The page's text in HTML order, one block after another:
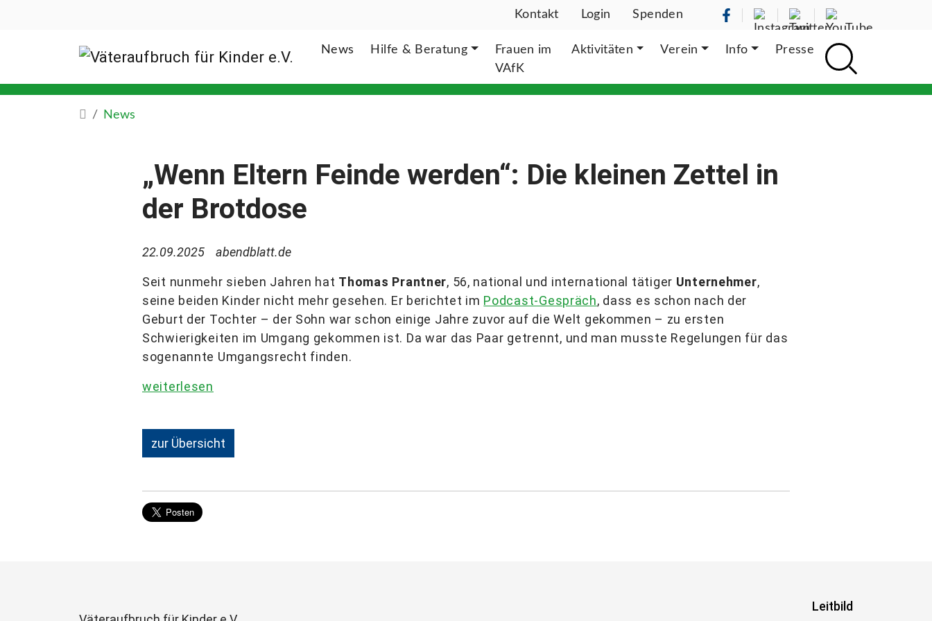
Kontakt Login Spenden
News Hilfe & Beratung
Frauen im
VAfK
Aktivitäten Verein Info Presse
News
„Wenn Eltern Feinde werden“: Die kleinen Zettel in
der Brotdose
22.09.2025 abendblatt.de
Seit nunmehr sieben Jahren hat Thomas Prantner, 56, national und international tätiger Unternehmer,
seine beiden Kinder nicht mehr gesehen. Er berichtet im Podcast-Gespräch, dass es schon nach der
Geburt der Tochter – der Sohn war schon einige Jahre zuvor auf die Welt gekommen – zu ersten
Schwierigkeiten im Umgang gekommen ist. Da war das Paar getrennt, und man musste Regelungen für das
sogenannte Umgangsrecht finden.
weiterlesen
zur Übersicht
Leitbild